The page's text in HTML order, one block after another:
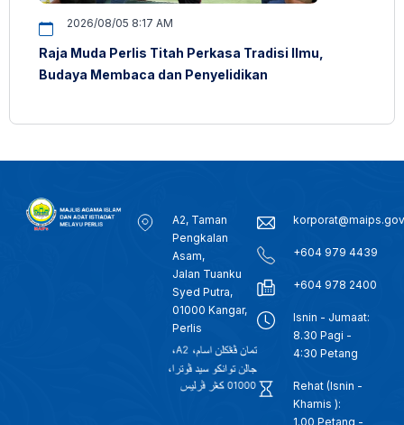
2026/08/05 8:17 AM
Raja Muda Perlis Titah Perkasa Tradisi Ilmu,
Budaya Membaca dan Penyelidikan
A2, Taman
Pengkalan
Asam,
Jalan Tuanku
Syed Putra,
01000 Kangar,
Perlis
+604 979 4439
+604 978 2400
Isnin - Jumaat:
8.30 Pagi -
4:30 Petang
Rehat (Isnin -
Khamis ):
1.00 Petang -